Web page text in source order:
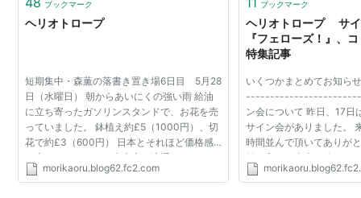
ブックマーク
ヘリオトロープ
短期集中・森薫の落書き置き場6日目 5月28
日（水曜日） 朝からあいにくの強い雨 給油
に立ち寄ったガソリンスタンドで、お花を売
っていました。 鉢植え約£5（1000円）、切
花で約£3（600円） 日本とそれほど価格感
が変わりませんが、生産高や流通やらが似て
いたりするのでしょうか。 まずは郵便局へ行
morikaoru.blog62.fc2.com
ブックマーク
ヘリオトロープ サイ
『フェローズ！』、
特集記事
いくつかまとめてお知
ン会について 昨日、17日
サイン会がありました。
時間並んで頂いてありが
差し入れも本当に嬉しか
すが、お礼を言わせて頂